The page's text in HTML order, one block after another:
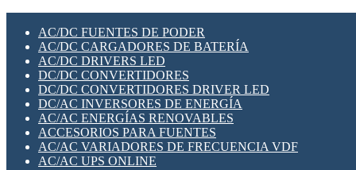
SWITCH Y MICROSWITCH
TARJETAS PI
UNIÓN Y DERIVACIÓN DE CABLE
PLACAS MODULARES IOT
SWITCHES Y REDES WIFI
SOLUCIONES IOT
SOLUCIONES LORAWAN
SOLUCIONES RED CELULAR
SEGURIDAD PARA REDES
SWITCHES LAN
TELEFONÍA IP (VOIP)
VIGILANCIA IP (CCTV)
MESHTASTIC
AC/DC FUENTES DE PODER
AC/DC CARGADORES DE BATERÍA
AC/DC DRIVERS LED
DC/DC CONVERTIDORES
DC/DC CONVERTIDORES DRIVER LED
DC/AC INVERSORES DE ENERGÍA
AC/AC ENERGÍAS RENOVABLES
ACCESORIOS PARA FUENTES
AC/AC VARIADORES DE FRECUENCIA VDF
AC/AC UPS ONLINE